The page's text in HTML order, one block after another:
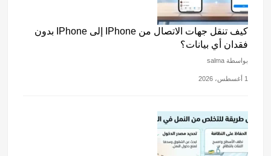
كيف تنقل جهات الاتصال من IPhone إلى IPhone بدون
فقدان أي بيانات؟
بواسطة salma
1 أغسطس، 2026